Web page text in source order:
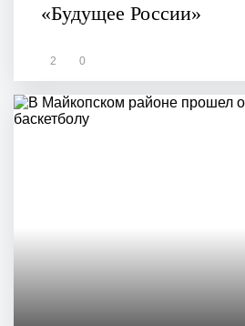
«Будущее России»
2 0